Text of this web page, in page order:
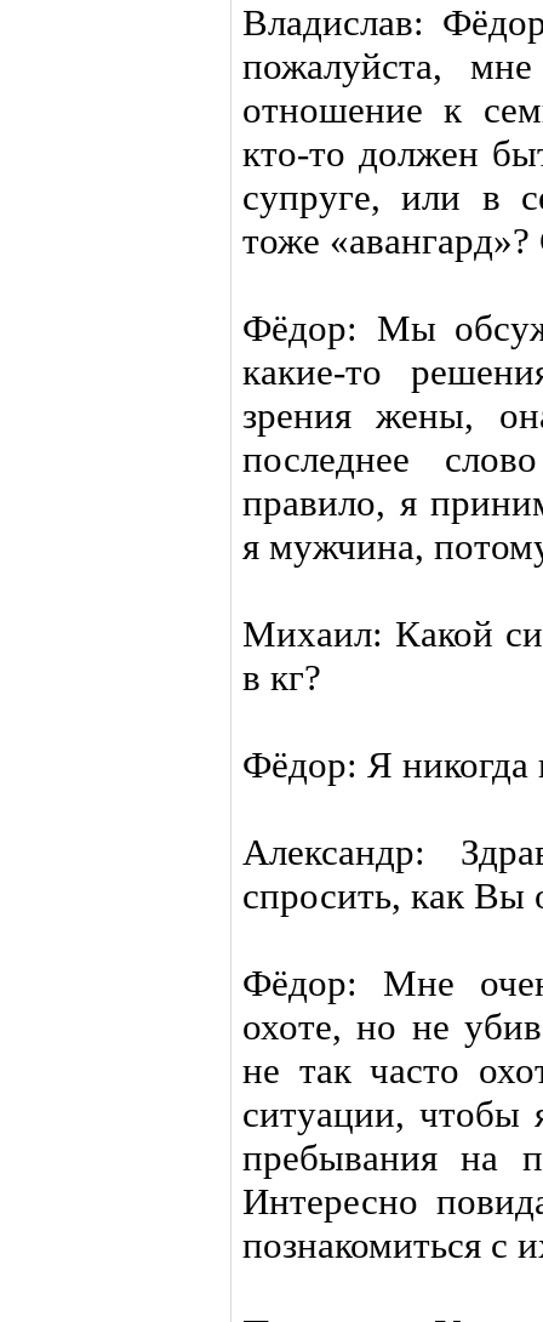
Владислав:
пожалуйста,
отношение к
кто-то должен
супруге, или в
тоже
Фёдор: Мы
какие-то
зрения жены,
последнее
правило, я
я мужчина,
Михаил: Какой
в кг?
Фёдор: Я никогда
Александр:
спросить, как Вы
Фёдор: Мне
охоте, но не
не так часто
ситуации, чтобы
пребывания на
Интересно
познакомиться с